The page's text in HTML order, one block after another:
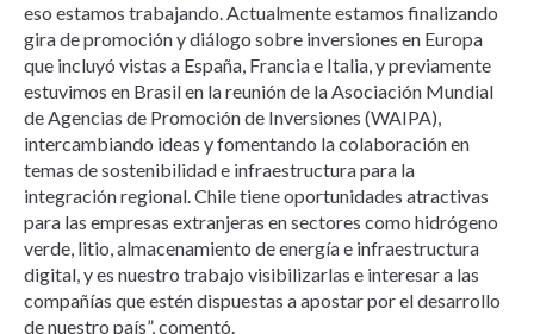
eso estamos trabajando. Actualmente estamos finalizando
gira de promoción y diálogo sobre inversiones en Europa
que incluyó vistas a España, Francia e Italia, y previamente
estuvimos en Brasil en la reunión de la Asociación Mundial
de Agencias de Promoción de Inversiones (WAIPA),
intercambiando ideas y fomentando la colaboración en
temas de sostenibilidad e infraestructura para la
integración regional. Chile tiene oportunidades atractivas
para las empresas extranjeras en sectores como hidrógeno
verde, litio, almacenamiento de energía e infraestructura
digital, y es nuestro trabajo visibilizarlas e interesar a las
compañías que estén dispuestas a apostar por el desarrollo
de nuestro país”, comentó.